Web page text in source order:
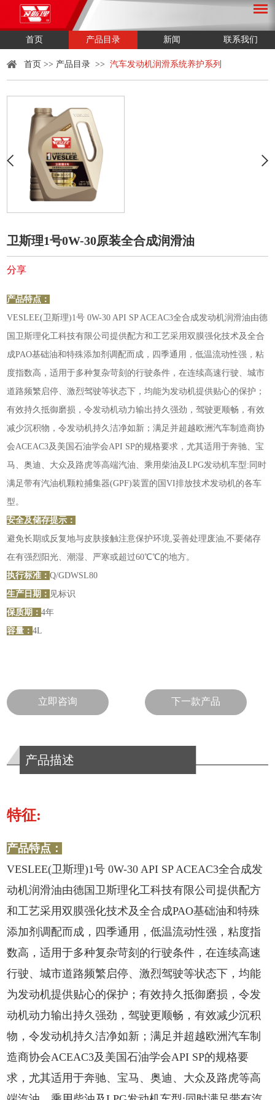
首页 产品目录 新闻 联系我们
首页 >> 产品目录 >>汽车发动机润滑系统养护系列
卫斯理1号0W-30原装全合成润滑油
分享
产品特点：
VESLEE(卫斯理)1号 0W-30 API SP ACEAC3全合成发动机润滑油由德
国卫斯理化工科技有限公司提供配方和工艺采用双膜强化技术及全合
成PAO基础油和特殊添加剂调配而成，四季通用，低温流动性强，粘
度指数高，适用于多种复杂苛刻的行驶条件，在连续高速行驶、城市
道路频繁启停、激烈驾驶等状态下，均能为发动机提供贴心的保护；
有效持久抵御磨损，令发动机动力输出持久强劲，驾驶更顺畅，有效
减少沉积物，令发动机持久洁净如新；满足并超越欧洲汽车制造商协
会ACEAC3及美国石油学会API SP的规格要求，尤其适用于奔驰、宝
马、奥迪、大众及路虎等高端汽油、乘用柴油及LPG发动机车型:同时
满足带有汽油机颗粒捕集器(GPF)装置的国VI排放技术发动机的各车
型。
安全及储存提示：
避免长期或反复地与皮肤接触注意保护环境,妥善处理废油,不要储存
在有强烈阳光、潮湿、严寒或超过60℃℃的地方。
执行标准：Q/GDWSL80
生产日期： 见标识
保质期：4年
容量：4L
立即咨询 下一款产品
产品描述
特征:
产品特点：
VESLEE(卫斯理)1号 0W-30 API SP ACEAC3全合成发
动机润滑油由德国卫斯理化工科技有限公司提供配方
和工艺采用双膜强化技术及全合成PAO基础油和特殊
添加剂调配而成，四季通用，低温流动性强，粘度指
数高，适用于多种复杂苛刻的行驶条件，在连续高速
行驶、城市道路频繁启停、激烈驾驶等状态下，均能
为发动机提供贴心的保护；有效持久抵御磨损，令发
动机动力输出持久强劲，驾驶更顺畅，有效减少沉积
物，令发动机持久洁净如新；满足并超越欧洲汽车制
造商协会ACEAC3及美国石油学会API SP的规格要
求，尤其适用于奔驰、宝马、奥迪、大众及路虎等高